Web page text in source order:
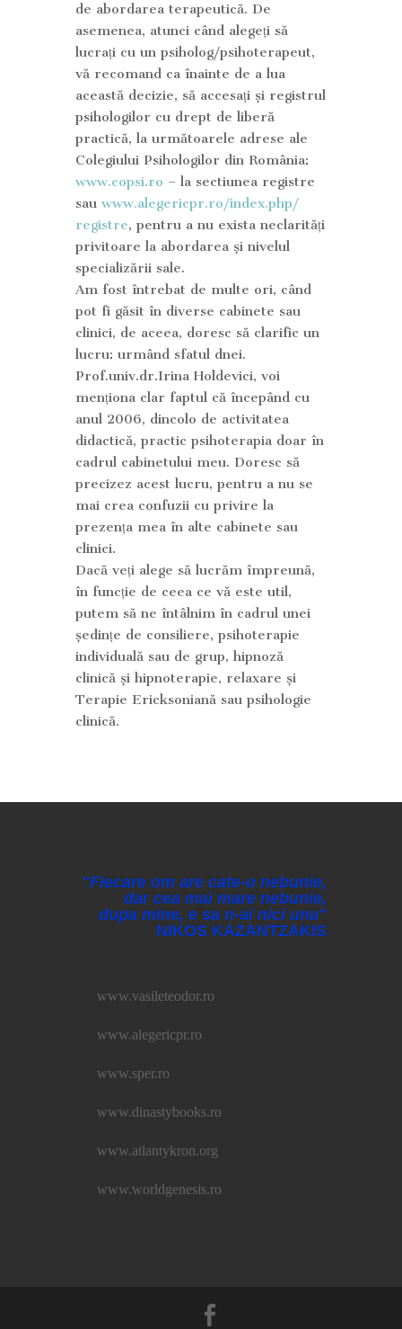
de abordarea terapeutică. De
asemenea, atunci când alegeți să
lucrați cu un psiholog/psihoterapeut,
vă recomand ca înainte de a lua
această decizie, să accesați și registrul
psihologilor cu drept de liberă
practică, la următoarele adrese ale
Colegiului Psihologilor din România:
www.copsi.ro – la sectiunea registre
sau www.alegericpr.ro/index.php/
registre, pentru a nu exista neclarități
privitoare la abordarea și nivelul
specializării sale.
Am fost întrebat de multe ori, când
pot fi găsit în diverse cabinete sau
clinici, de aceea, doresc să clarific un
lucru: urmând sfatul dnei.
Prof.univ.dr.Irina Holdevici, voi
menționa clar faptul că începând cu
anul 2006, dincolo de activitatea
didactică, practic psihoterapia doar în
cadrul cabinetului meu. Doresc să
precizez acest lucru, pentru a nu se
mai crea confuzii cu privire la
prezența mea în alte cabinete sau
clinici.
Dacă veți alege să lucrăm împreună,
în funcție de ceea ce vă este util,
putem să ne întâlnim în cadrul unei
ședințe de consiliere, psihoterapie
individuală sau de grup, hipnoză
clinică și hipnoterapie, relaxare și
Terapie Ericksoniană sau psihologie
clinică.
"Fiecare om are cate-o nebunie,
dar cea mai mare nebunie,
dupa mine, e sa n-ai nici una"
NIKOS KAZANTZAKIS
www.vasileteodor.ro
www.alegericpr.ro
www.sper.ro
www.dinastybooks.ro
www.atlantykron.org
www.worldgenesis.ro